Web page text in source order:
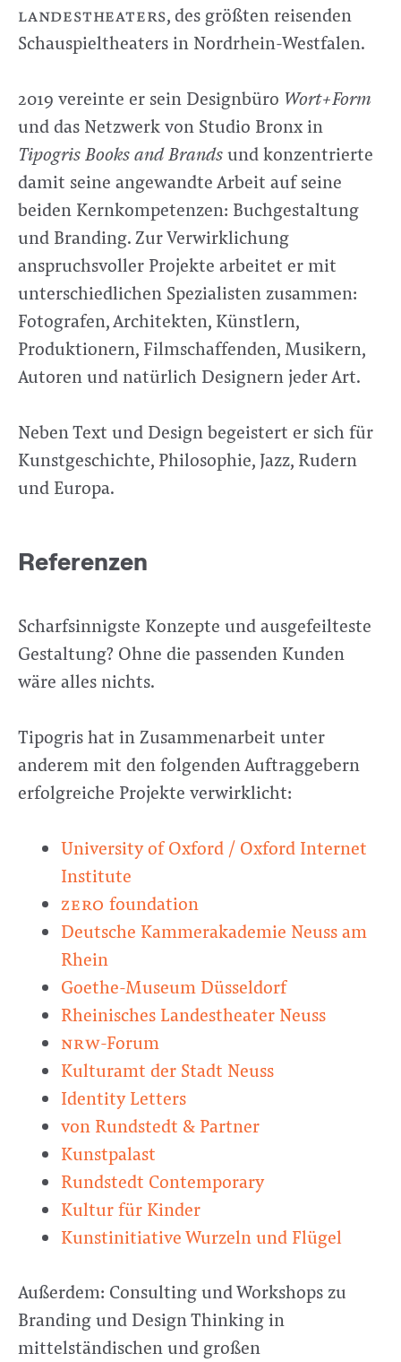
landestheaters, des größten reisenden
Schauspieltheaters in Nordrhein-Westfalen.
2019 vereinte er sein Designbüro Wort+Form
und das Netzwerk von Studio Bronx in
Tipogris Books and Brandsund konzentrierte
damit seine angewandte Arbeit auf seine
beiden Kernkompetenzen: Buchgestaltung
und Branding. Zur Verwirklichung
anspruchsvoller Projekte arbeitet er mit
unterschiedlichen Spezialisten zusammen:
Fotografen, Architekten, Künstlern,
Produktionern, Filmschaffenden, Musikern,
Autoren und natürlich Designern jeder Art.
Neben Text und Design begeistert er sich für
Kunstgeschichte, Philosophie, Jazz, Rudern
und Europa.
Referenzen
Scharfsinnigste Konzepte und ausgefeilteste
Gestaltung? Ohne die passenden Kunden
wäre alles nichts.
Tipogris hat in Zusammenarbeit unter
anderem mit den folgenden Auftraggebern
erfolgreiche Projekte verwirklicht:
University of Oxford / Oxford Internet
Institute
zero foundation
Deutsche Kammerakademie Neuss am
Rhein
Goethe-Museum Düsseldorf
Rheinisches Landestheater Neuss
nrw-Forum
Kulturamt der Stadt Neuss
Identity Letters
von Rundstedt & Partner
Kunstpalast
Rundstedt Contemporary
Kultur für Kinder
Kunstinitiative Wurzeln und Flügel
Außerdem: Consulting und Workshops zu
Branding und Design Thinking in
mittelständischen und großen